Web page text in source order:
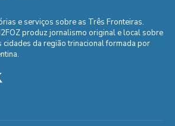
e serviços sobre as Três Fronteiras.
produz jornalismo original e local sobre
cidades da região trinacional formada por